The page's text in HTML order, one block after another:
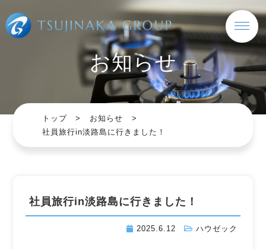
お知らせ
トップ
お知らせ
社員旅行in淡路島に行きました！
社員旅行in淡路島に行きました！
2025.6.12 ハウゼック